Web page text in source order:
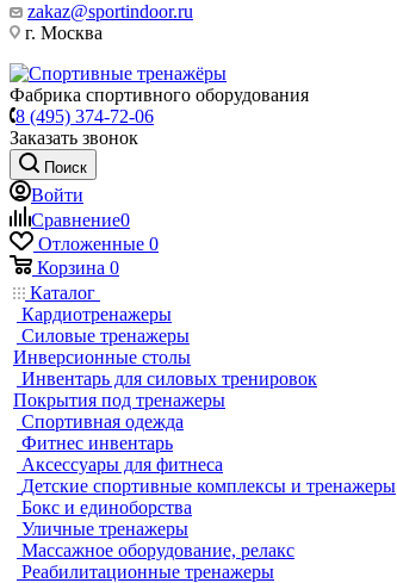
zakaz@sportindoor.ru
г. Москва
Фабрика спортивного оборудования
8 (495) 374-72-06
Заказать звонок
Поиск
Войти
Сравнение0
Отложенные 0
Корзина 0
Каталог
Кардиотренажеры
Силовые тренажеры
Инверсионные столы
Инвентарь для силовых тренировок
Покрытия под тренажеры
Спортивная одежда
Фитнес инвентарь
Аксессуары для фитнеса
Детские спортивные комплексы и тренажеры
Бокс и единоборства
Уличные тренажеры
Массажное оборудование, релакс
Реабилитационные тренажеры